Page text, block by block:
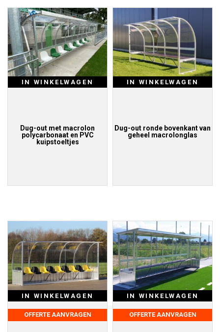
IN WINKELWAGEN
Dug-out met macrolon
polycarbonaat en PVC
kuipstoeltjes
IN WINKELWAGEN
Dug-out ronde bovenkant van
geheel macrolonglas
IN WINKELWAGEN
OFFERTE AANVRAGEN
IN WINKELWAGEN
OFFERTE AANVRAGEN